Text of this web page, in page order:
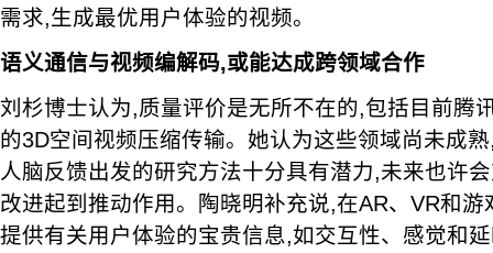
需求,生成最优用户体验的视频。
语义通信与视频编解码,或能达成跨领域合作
刘杉博士认为,质量评价是无所不在的,包括目前腾
的3D空间视频压缩传输。她认为这些领域尚未成
人脑反馈出发的研究方法十分具有潜力,未来也许
改进起到推动作用。陶晓明补充说,在AR、VR和
提供有关用户体验的宝贵信息,如交互性、感觉和